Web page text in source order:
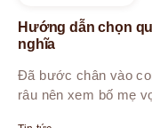
Hướng dẫn chọn
nghĩa
Đã bước chân vào
râu nên xem bố mẹ